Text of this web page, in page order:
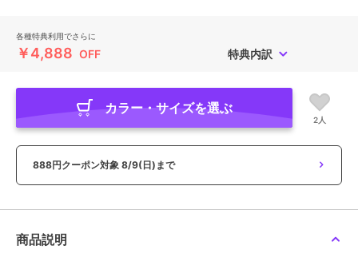
各種特典利用でさらに
￥4,888 OFF 特典内訳
カラー・サイズを選ぶ
2人
888円クーポン対象 8/9(日)まで
商品説明